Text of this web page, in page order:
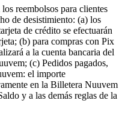
reembolsos para clientes
de desistimiento: (a) los
de crédito se efectuarán
(b) para compras con Pix
a la cuenta bancaria del
(c) Pedidos pagados,
el importe
en la Billetera Nuuvem
y a las demás reglas de la